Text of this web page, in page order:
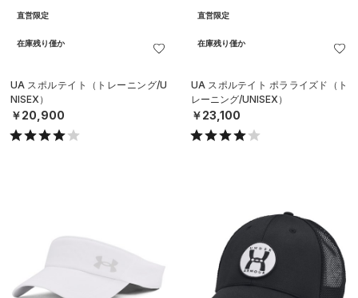
直営限定
在庫残り僅か
UA スポルテイト（トレーニング/U
NISEX）
￥20,900
直営限定
在庫残り僅か
UA スポルテイト ポラライズド（ト
レーニング/UNISEX）
￥23,100